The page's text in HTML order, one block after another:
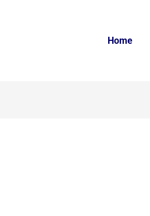
Home